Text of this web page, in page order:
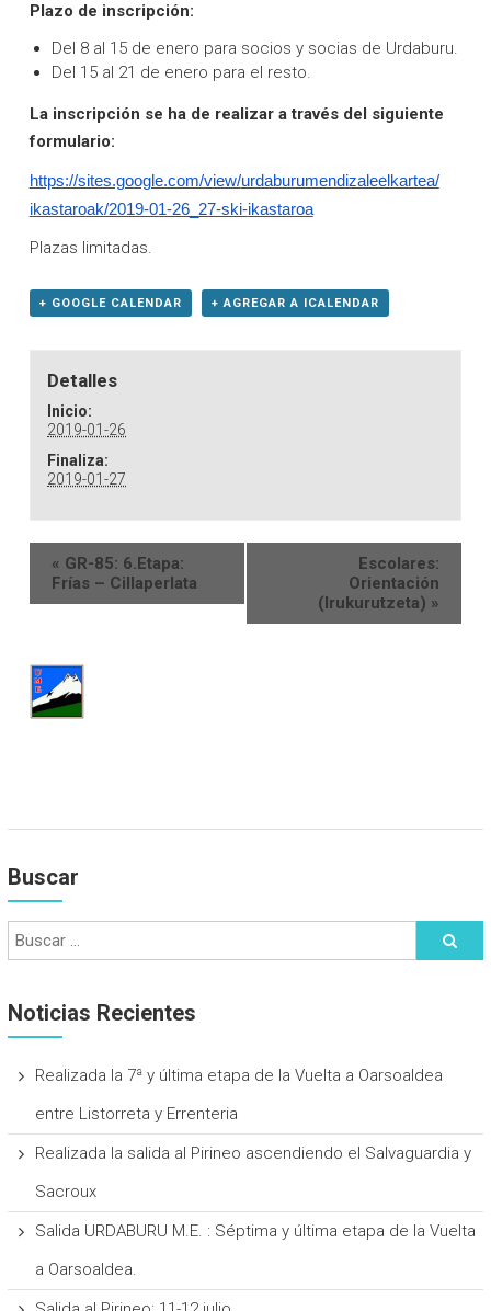
Plazo de inscripción:
Del 8 al 15 de enero para socios y socias de Urdaburu.
Del 15 al 21 de enero para el resto.
La inscripción se ha de realizar a través del siguiente
formulario:
https://sites.google.com/view/urdaburumendizaleelkartea/
ikastaroak/2019-01-26_27-ski-ikastaroa
Plazas limitadas.
+ GOOGLE CALENDAR + AGREGAR A ICALENDAR
Detalles
Inicio:
2019-01-26
Finaliza:
2019-01-27
« GR-85: 6.Etapa:
Frías – Cillaperlata
Escolares:
Orientación
(Irukurutzeta) »
Buscar
Noticias Recientes
Realizada la 7ª y última etapa de la Vuelta a Oarsoaldea
entre Listorreta y Errenteria
Realizada la salida al Pirineo ascendiendo el Salvaguardia y
Sacroux
Salida URDABURU M.E. : Séptima y última etapa de la Vuelta
a Oarsoaldea.